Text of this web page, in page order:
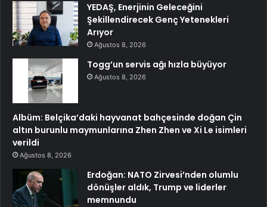
YEDAŞ, Enerjinin Geleceğini
Şekillendirecek Genç Yetenekleri
Arıyor
Ağustos 8, 2026
Togg’un servis ağı hızla büyüyor
Ağustos 8, 2026
Albüm: Belçika’daki hayvanat bahçesinde doğan Çin
altın burunlu maymunlarına Zhen Zhen ve Xi Le isimleri
verildi
Ağustos 8, 2026
Erdoğan: NATO Zirvesi’nden olumlu
dönüşler aldık, Trump ve liderler
memnundu